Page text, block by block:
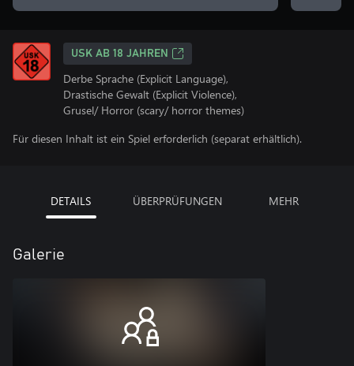
USK AB 18 JAHREN
Derbe Sprache (Explicit Language),
Drastische Gewalt (Explicit Violence),
Grusel/ Horror (scary/ horror themes)
Für diesen Inhalt ist ein Spiel erforderlich (separat erhältlich).
DETAILS ÜBERPRÜFUNGEN MEHR
Galerie